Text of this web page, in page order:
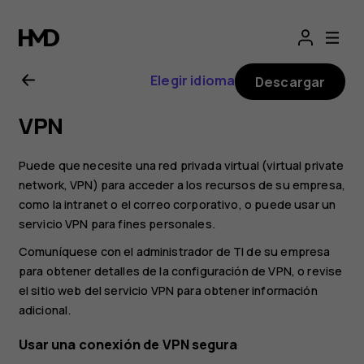
Guía
del
usuario
de
Nokia
C30
Elegir idioma Descargar
VPN
Puede que necesite una red privada virtual (virtual private
network, VPN) para acceder a los recursos de su empresa,
como la intranet o el correo corporativo, o puede usar un
servicio VPN para fines personales.
Comuníquese con el administrador de TI de su empresa
para obtener detalles de la configuración de VPN, o revise
el sitio web del servicio VPN para obtener información
adicional.
Usar una conexión de VPN segura